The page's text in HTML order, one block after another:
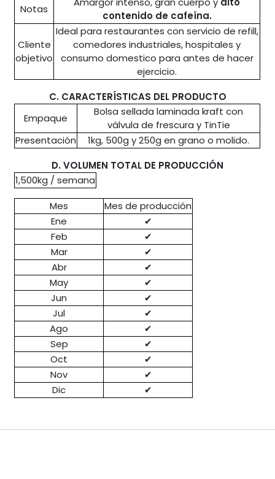
Notas
contenido de cafeína.
Cliente
objetivo
Ideal para restaurantes con servicio de refill,
comedores industriales, hospitales y
consumo domestico para antes de hacer
ejercicio.
C. CARACTERÍSTICAS DEL PRODUCTO
Empaque
Bolsa sellada laminada kraft con
válvula de frescura y TinTie
Presentación
1kg, 500g y 250g en grano o molido.
D. VOLUMEN TOTAL DE PRODUCCIÓN
1,500kg / semana
Mes
Mes de producción
Ene
✔
Feb
✔
Mar
✔
Abr
✔
May
✔
Jun
✔
Jul
✔
Ago
✔
Sep
✔
Oct
✔
Nov
✔
Dic
✔